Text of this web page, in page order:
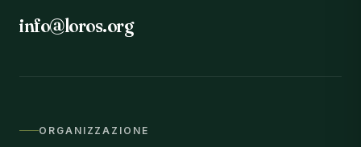
info@loros.org
ORGANIZZAZIONE